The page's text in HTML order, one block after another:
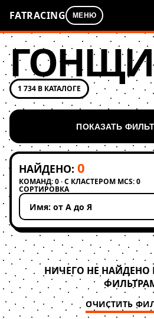
FATRACING МЕНЮ
1 734 В КАТАЛОГЕ
ПОКАЗАТЬ
НАЙДЕНО: 0
КОМАНД: 0 · С КЛАСТЕРОМ MCS: 0
СОРТИРОВКА
Применить сортировку
НИЧЕГО НЕ
ОЧИСТИТЬ